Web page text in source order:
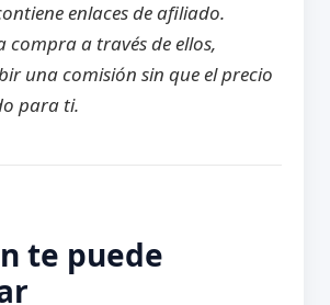
enlaces de afiliado.
compra a través de ellos,
una comisión sin que el precio
para ti.
te puede